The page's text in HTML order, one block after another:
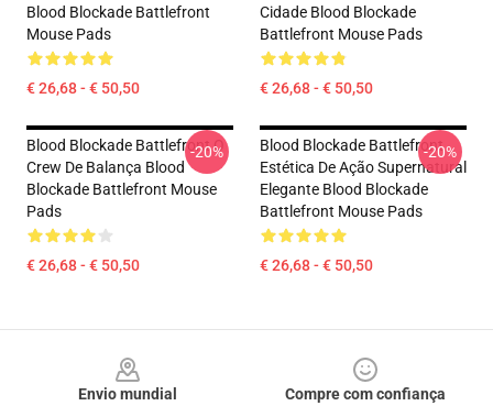
Blood Blockade Battlefront
Mouse Pads
€ 26,68 - € 50,50
Cidade Blood Blockade
Battlefront Mouse Pads
€ 26,68 - € 50,50
Blood Blockade Battlefront O
Crew De Balança Blood
Blockade Battlefront Mouse
Pads
€ 26,68 - € 50,50
-20%
Blood Blockade Battlefront
Estética De Ação Supernatural
Elegante Blood Blockade
Battlefront Mouse Pads
€ 26,68 - € 50,50
-20%
Envio mundial
Compre com confiança